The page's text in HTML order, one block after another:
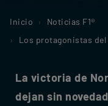
Inicio
Noticias F1®
Los protagonistas del
La victoria de
dejan sin